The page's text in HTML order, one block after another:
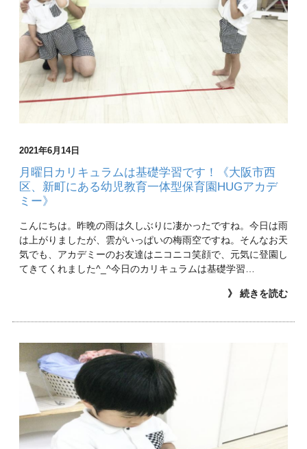
2021年6月14日
月曜日カリキュラムは基礎学習です！《大阪市西
区、新町にある幼児教育一体型保育園HUGアカデ
ミー》
こんにちは。昨晩の雨は久しぶりに凄かったですね。今日は雨
は上がりましたが、雲がいっぱいの梅雨空ですね。そんなお天
気でも、アカデミーのお友達はニコニコ笑顔で、元気に登園し
てきてくれました^_^今日のカリキュラムは基礎学習…
》 続きを読む